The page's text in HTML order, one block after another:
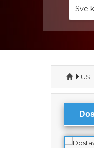
Sve